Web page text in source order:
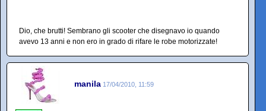
Dio, che brutti! Sembrano gli scooter che disegnavo io quando
avevo 13 anni e non ero in grado di rifare le robe motorizzate!
manila 17/04/2010, 11:59